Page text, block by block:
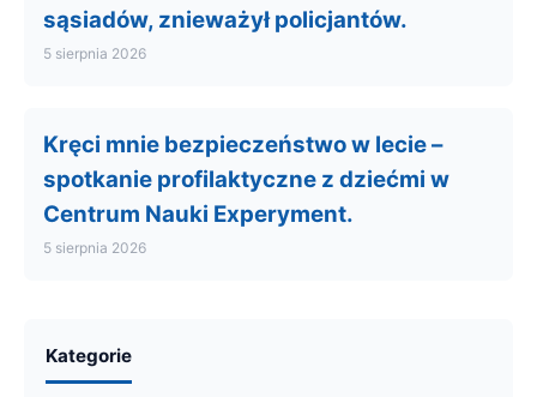
sąsiadów, znieważył policjantów.
5 sierpnia 2026
Kręci mnie bezpieczeństwo w lecie –
spotkanie profilaktyczne z dziećmi w
Centrum Nauki Experyment.
5 sierpnia 2026
Kategorie